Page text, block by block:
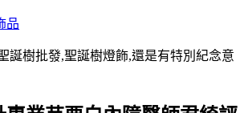
品
誕樹批發,聖誕樹燈飾,還是有特別紀念意